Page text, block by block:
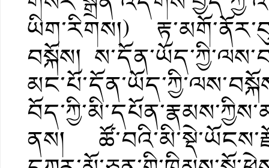
ཡིག་རིགས།)
བསྐོས།
ནས།